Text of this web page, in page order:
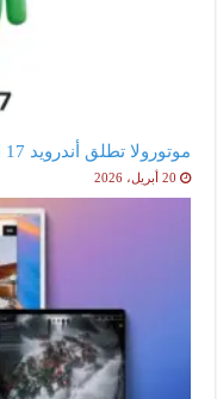
موتورولا تطلق أندرويد 17 التجريبي
20 أبريل، 2026